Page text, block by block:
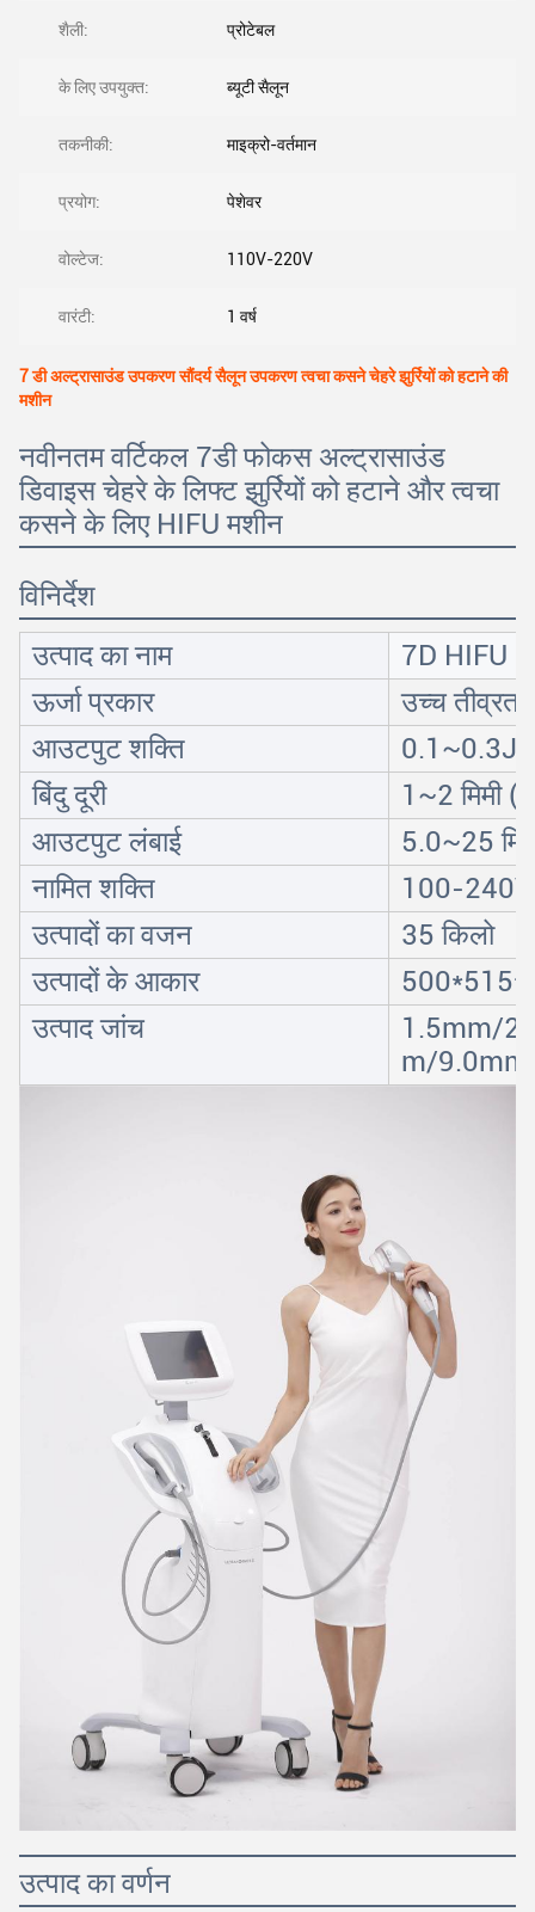
शैली: प्रोटेबल
के लिए उपयुक्त: ब्यूटी सैलून
तकनीकी: माइक्रो-वर्तमान
प्रयोग: पेशेवर
वोल्टेज: 110V-220V
वारंटी: 1 वर्ष
7 डी अल्ट्रासाउंड उपकरण सौंदर्य सैलून उपकरण त्वचा कसने चेहरे झुर्रियों को हटाने की
मशीन
नवीनतम वर्टिकल 7डी फोकस अल्ट्रासाउंड
डिवाइस चेहरे के लिफ्ट झुर्रियों को हटाने और त्वचा
कसने के लिए HIFU मशीन
विनिर्देश
उत्पाद का नाम
7D HIFU
ऊर्जा प्रकार
उच्च
आउटपुट शक्ति
0.1~0.3J
बिंदु दूरी
1~2 मिमी
आउटपुट लंबाई
5.0~25
नामित शक्ति
100-
उत्पादों का वजन
35 किलो
उत्पादों के आकार
उत्पाद जांच
1.5mm/
m/
उत्पाद का वर्णन